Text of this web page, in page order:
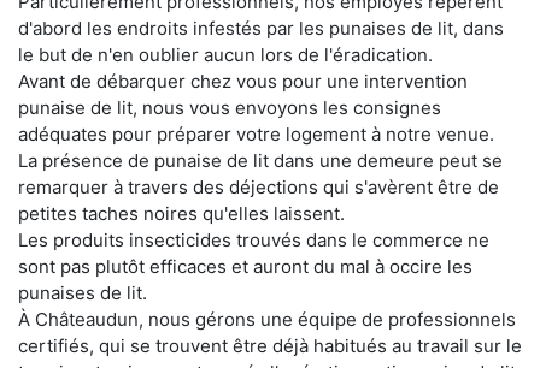
d'abord les endroits infestés par les punaises de lit, dans
le but de n'en oublier aucun lors de l'éradication.
Avant de débarquer chez vous pour une intervention
punaise de lit, nous vous envoyons les consignes
adéquates pour préparer votre logement à notre venue.
La présence de punaise de lit dans une demeure peut se
remarquer à travers des déjections qui s'avèrent être de
petites taches noires qu'elles laissent.
Les produits insecticides trouvés dans le commerce ne
sont pas plutôt efficaces et auront du mal à occire les
punaises de lit.
À Châteaudun, nous gérons une équipe de professionnels
certifiés, qui se trouvent être déjà habitués au travail sur le